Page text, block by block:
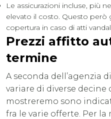
Le assicurazioni incluse, più
elevato il costo. Questo però
copertura in caso di atti
Prezzi affitto
termine
A seconda dell’agenzia
variare di diverse decine
mostreremo sono
fra le varie offerte. Per